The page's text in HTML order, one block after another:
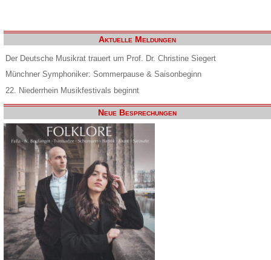
Aktuelle Meldungen
Der Deutsche Musikrat trauert um Prof. Dr. Christine Siegert
Münchner Symphoniker: Sommerpause & Saisonbeginn
22. Niederrhein Musikfestivals beginnt
Neue Besprechungen